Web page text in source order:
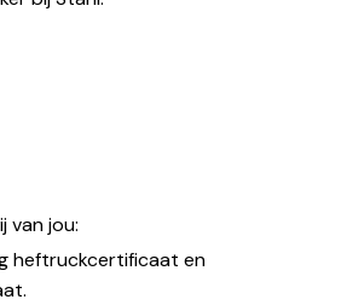
van jou:
heftruckcertificaat en